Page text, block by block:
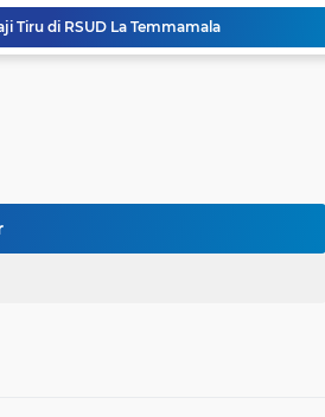
Tiru di RSUD La Temmamala
Shalat Istisqa di Dua Kecamatan
Kapolres Soppeng AKBP Hari Budiyanto Resmi Bertugas, Disambut dengan Tradisi Adat Bugis